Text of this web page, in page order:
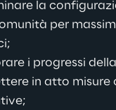
la
per
i progressi
in atto misure